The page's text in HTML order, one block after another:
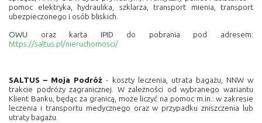
pomoc elektryka, hydraulika, szklarza, transport mienia, transport
ubezpieczonego i osób bliskich.
OWU oraz karta IPID do pobrania pod adresem:
https://saltus.pl/nieruchomosci/
SALTUS – Moja Podróż - koszty leczenia, utrata bagażu, NNW w
trakcie podróży zagranicznej. W zależności od wybranego wariantu
Klient Banku, będąc za granicą, może liczyć na pomoc m.in.: w zakresie
leczenia i transportu medycznego oraz w przypadku zniszczenia lub
utraty bagażu.